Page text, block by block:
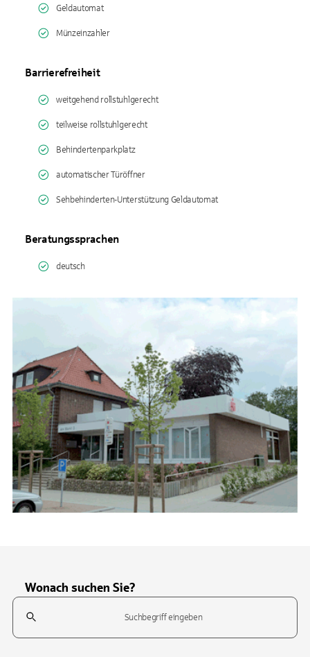
Geldautomat
Münzeinzahler
Barrierefreiheit
weitgehend rollstuhlgerecht
teilweise rollstuhlgerecht
Behindertenparkplatz
automatischer Türöffner
Sehbehinderten-Unterstützung Geldautomat
Beratungssprachen
deutsch
Wonach suchen Sie?
Suchfeld